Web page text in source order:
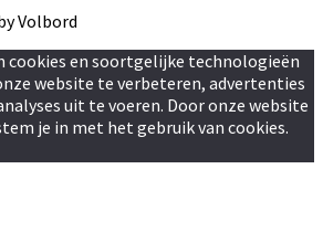
Volbord
cookies en soortgelijke technologieën
website te verbeteren, advertenties
uit te voeren. Door onze website
je in met het gebruik van cookies.